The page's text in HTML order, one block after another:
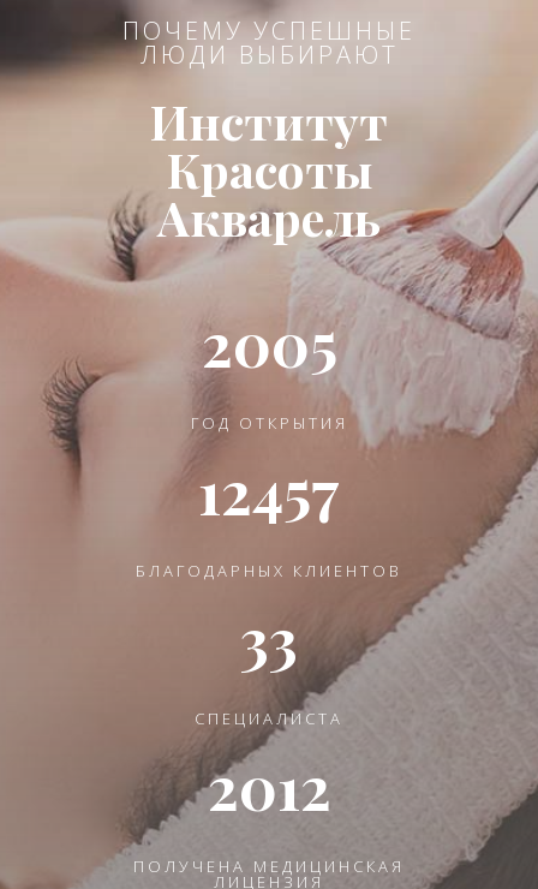
ПОЧЕМУ УСПЕШНЫЕ
ЛЮДИ ВЫБИРАЮТ
Институт
Красоты
Акварель
2005
ГОД ОТКРЫТИЯ
12457
БЛАГОДАРНЫХ КЛИЕНТОВ
33
СПЕЦИАЛИСТА
2012
ПОЛУЧЕНА МЕДИЦИНСКАЯ
ЛИЦЕНЗИЯ